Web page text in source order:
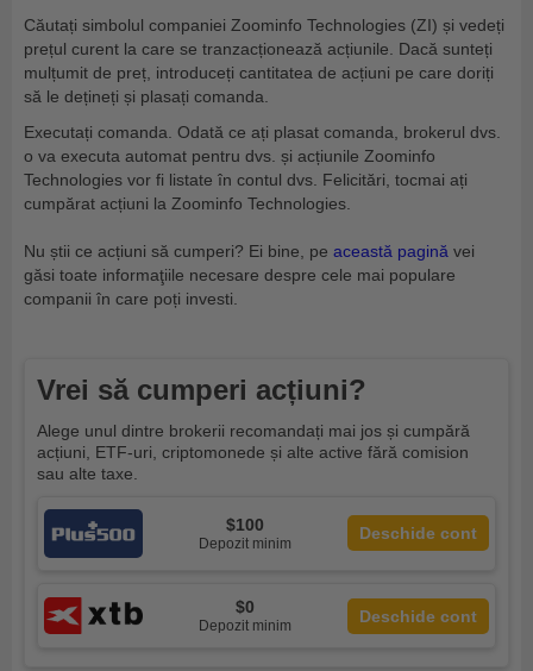
Căutați simbolul companiei Zoominfo Technologies (ZI) și vedeți
prețul curent la care se tranzacționează acțiunile. Dacă sunteți
mulțumit de preț, introduceți cantitatea de acțiuni pe care doriți
să le dețineți și plasați comanda.
Executați comanda. Odată ce ați plasat comanda, brokerul dvs.
o va executa automat pentru dvs. și acțiunile Zoominfo
Technologies vor fi listate în contul dvs. Felicitări, tocmai ați
cumpărat acțiuni la Zoominfo Technologies.
Nu știi ce acțiuni să cumperi? Ei bine, pe această pagină vei
găsi toate informaţiile necesare despre cele mai populare
companii în care poți investi.
Vrei să cumperi acțiuni?
Alege unul dintre brokerii recomandați mai jos și cumpără
acțiuni, ETF-uri, criptomonede și alte active fără comision
sau alte taxe.
$100
Depozit minim
Deschide cont
$0
Depozit minim
Deschide cont